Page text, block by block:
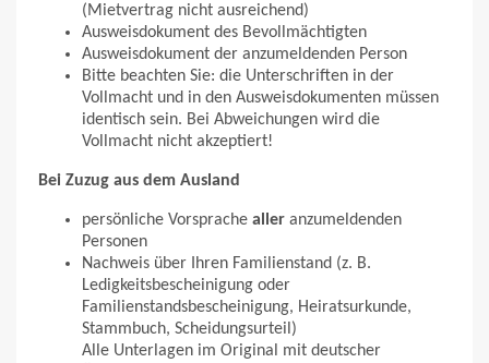
(Mietvertrag nicht ausreichend)
Ausweisdokument des Bevollmächtigten
Ausweisdokument der anzumeldenden Person
Bitte beachten Sie: die Unterschriften in der
Vollmacht und in den Ausweisdokumenten müssen
identisch sein. Bei Abweichungen wird die
Vollmacht nicht akzeptiert!
Bei Zuzug aus dem Ausland
persönliche Vorsprache aller anzumeldenden
Personen
Nachweis über Ihren Familienstand (z. B.
Ledigkeitsbescheinigung oder
Familienstandsbescheinigung, Heiratsurkunde,
Stammbuch, Scheidungsurteil)
Alle Unterlagen im Original mit deutscher